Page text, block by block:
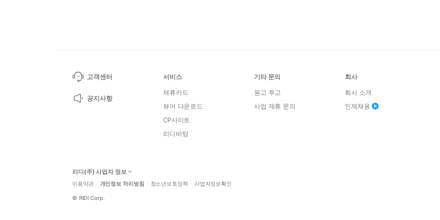
고객센터
공지사항
서비스
제휴카드
뷰어 다운로드
CP사이트
리디바탕
기타 문의
원고 투고
사업 제휴 문의
회사
회사 소개
인재채용
리디(주) 사업자 정보
이용약관 개인정보 처리방침 청소년보호정책 사업자정보확인
© RIDI Corp.